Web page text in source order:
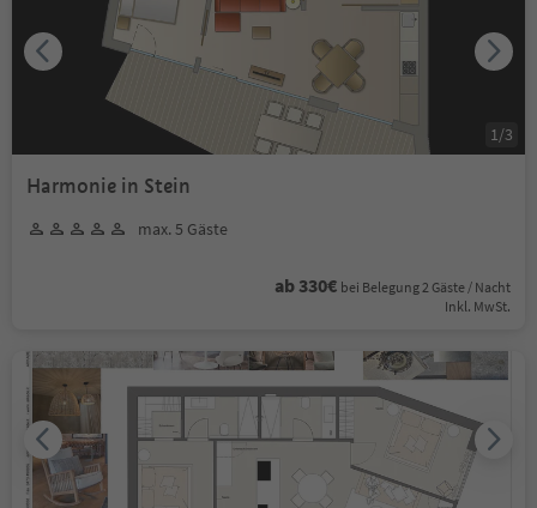
Harmonie in Stein
max. 5 Gäste
ab 330€ bei Belegung 2 Gäste / Nacht
Inkl. MwSt.
1 /3